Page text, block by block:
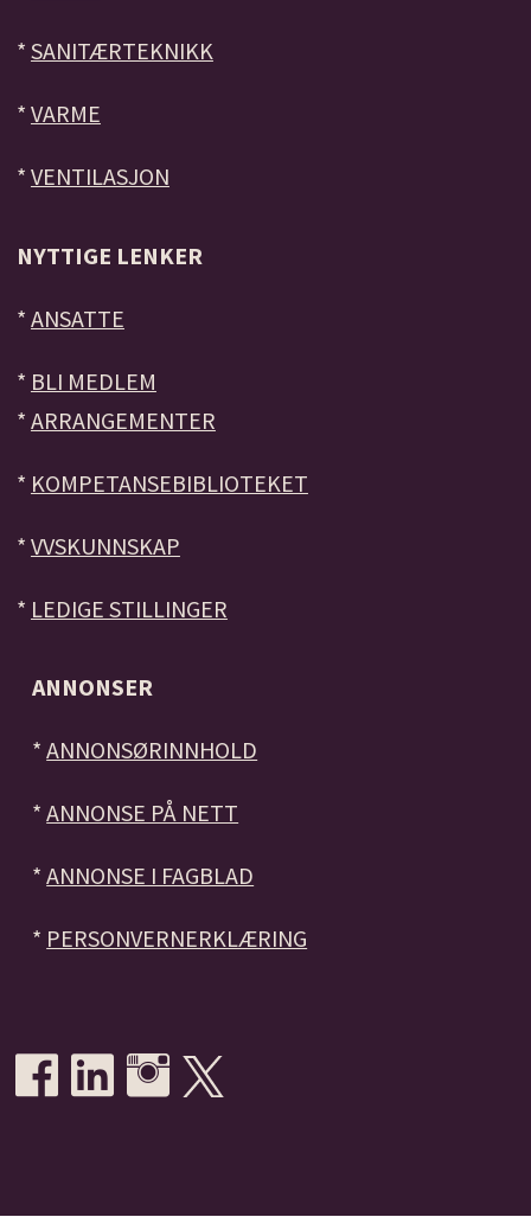
* SANITÆRTEKNIKK
* VARME
* VENTILASJON
NYTTIGE LENKER
* ANSATTE
* BLI MEDLEM
* ARRANGEMENTER
* KOMPETANSEBIBLIOTEKET
* VVSKUNNSKAP
* LEDIGE STILLINGER
ANNONSER
*ANNONSØRINNHOLD
*ANNONSE PÅ NETT
*ANNONSE I FAGBLAD
* PERSONVERNERKLÆRING